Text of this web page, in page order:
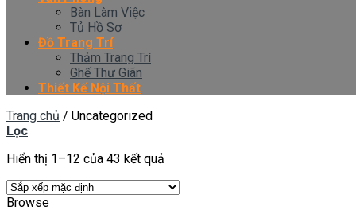
Bàn Làm Việc
Tủ Hồ Sơ
Đồ Trang Trí
Thảm Trang Trí
Ghế Thư Giãn
Thiết Kế Nội Thất
Trang chủ / Uncategorized
Lọc
Hiển thị 1–12 của 43 kết quả
Browse